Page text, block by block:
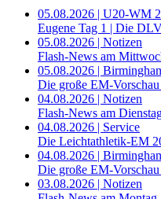
05.08.2026 | U20-WM
Eugene Tag 1 | Die
05.08.2026 | Notizen
Flash-News am
05.08.2026 |
Die große EM-
04.08.2026 | Notizen
Flash-News am
04.08.2026 | Service
Die Leichtathletik-EM
04.08.2026 |
Die große EM-
03.08.2026 | Notizen